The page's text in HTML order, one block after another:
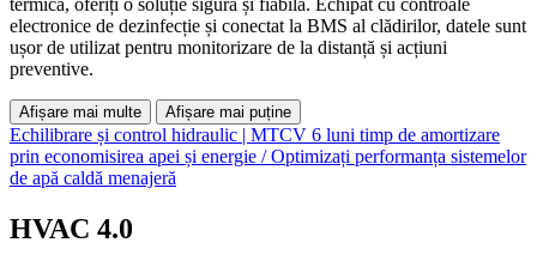
termică, oferiți o soluție sigură și fiabilă. Echipat cu controale
electronice de dezinfecție și conectat la BMS al clădirilor, datele sunt
ușor de utilizat pentru monitorizare de la distanță și acțiuni
preventive.
Afișare mai multe Afișare mai puține
Echilibrare și control hidraulic | MTCV 6 luni timp de amortizare
prin economisirea apei și energie / Optimizați performanța sistemelor
de apă caldă menajeră
HVAC 4.0